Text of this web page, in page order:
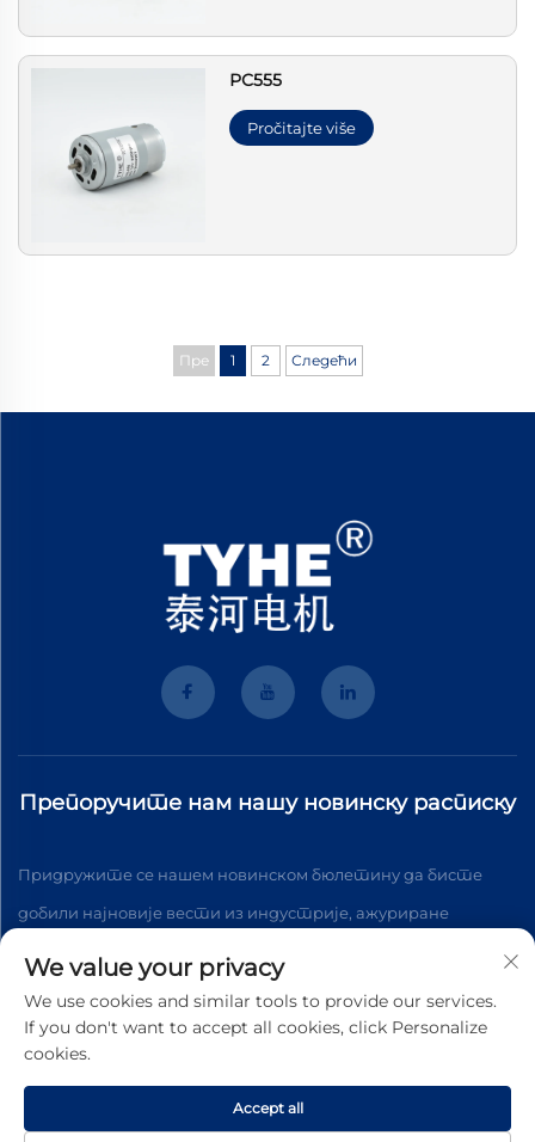
РС555
Pročitajte više
Пре 1 2 Следећи
Препоручите нам нашу новинску расписку
Придружите се нашем новинском бюлетину да бисте
добили најновије вести из индустрије, ажуриране
Подпишите се
Copyright © 2026 Венџоу Тихе Мотор Цо., Лтд. У реду
We value your privacy
We use cookies and similar tools to provide our services.
If you don't want to accept all cookies, click Personalize
cookies.
Accept all